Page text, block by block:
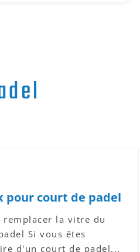
pour court de padel
remplacer la vitre du
Si vous êtes
d'un court de padel...